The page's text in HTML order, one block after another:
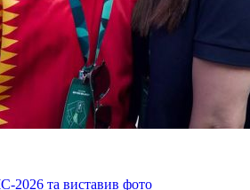
2026 та виставив фото